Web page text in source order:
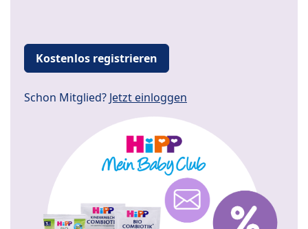
Kostenlos registrieren
Schon Mitglied? Jetzt einloggen